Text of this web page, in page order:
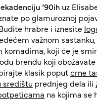
‘90ih uz
po glamuroznoj
hrabre i iznesite
važnom
komadima, koji će je
brendu koji
klasik poputcrne
središtu prednjeg dela ili
na kojima se